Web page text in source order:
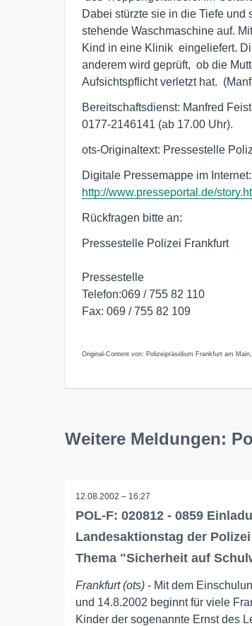
Dabei stürzte sie in die Tiefe
stehende Waschmaschine auf.
Kind in eine Klinik  eingeliefert.
anderem wird geprüft,  ob die
Aufsichtspflicht verletzt hat.
Bereitschaftsdienst: Manfred
0177-2146141 (ab 17.00 Uhr).
ots-Originaltext: Pressestelle
http://www.presseportal.de/
Rückfragen bitte an:
Pressestelle Polizei Frankfurt
Pressestelle
Telefon:069 / 755 82 110
Fax: 069 / 755 82 109
Original-Content von: Polizeipräsidium Frankfurt am
Weitere Meldungen:
12.08.2002 – 16:27
POL-F: 020812 - 0859
Landesaktionstag der
Thema "Sicherheit auf
Frankfurt (ots) - Mit dem
und 14.8.2002 beginnt für viele
Kinder der sogenannte Ernst des